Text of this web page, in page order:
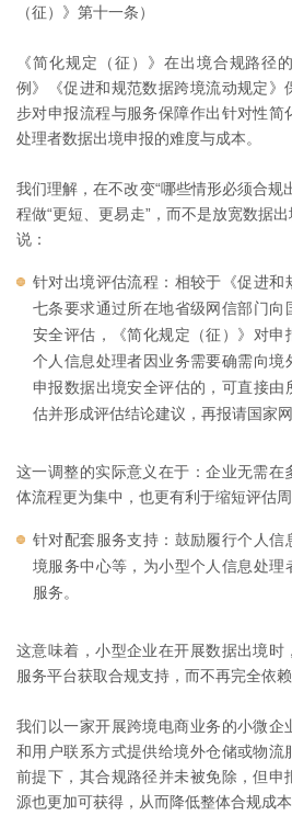
（征）》第十一条）
《简化规定（征）》在出境合规路径
例》《促进和规范数据跨境流动规定》
步对申报流程与服务保障作出针对性简
处理者数据出境申报的难度与成本。
我们理解，在不改变“哪些情形必须合规
程做“更短、更易走”，而不是放宽数据
说：
针对出境评估流程：相较于《促进和
七条要求通过所在地省级网信部门向
安全评估，《简化规定（征）》对申
个人信息处理者因业务需要确需向境
申报数据出境安全评估的，可直接由
估并形成评估结论建议，再报请国家网
这一调整的实际意义在于：企业无需在
体流程更为集中，也更有利于缩短评估周
针对配套服务支持：鼓励履行个人信
境服务中心等，为小型个人信息处理
服务。
这意味着，小型企业在开展数据出境时
服务平台获取合规支持，而不再完全依
我们以一家开展跨境电商业务的小微企
和用户联系方式提供给境外仓储或物流
前提下，其合规路径并未被免除，但申
源也更加可获得，从而降低整体合规成本